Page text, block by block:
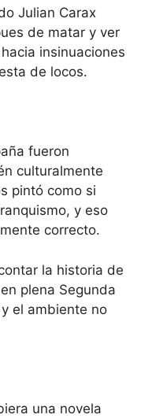
Julian Carax
de matar y ver
insinuaciones
de locos.
fueron
culturalmente
pintó como si
y eso
correcto.
la historia de
plena Segunda
el ambiente no
una novela